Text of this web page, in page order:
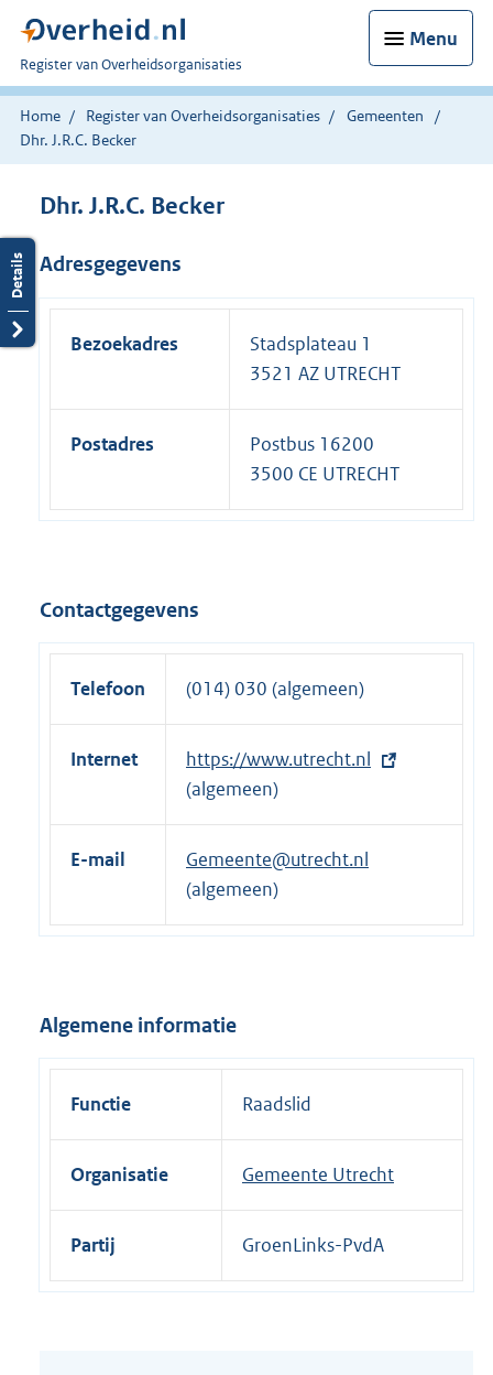
Menu
U
bent
nu
hier:
Register van Overheidsorganisaties
Home Register van Overheidsorganisaties
Gemeenten
Dhr. J.R.C. Becker
Dhr. J.R.C. Becker
Adresgegevens
Bezoekadres
Stadsplateau 1
3521 AZ UTRECHT
Postadres
Postbus 16200
3500 CE UTRECHT
Contactgegevens
Telefoon (014) 030 (algemeen)
Internet
E
x
t
e
r
e
n
k
https://www.utrecht.nl
(algemeen)
E-mail
Gemeente@utrecht.nl
(algemeen)
Algemene informatie
Functie Raadslid
Organisatie Gemeente Utrecht
Partij GroenLinks-PvdA